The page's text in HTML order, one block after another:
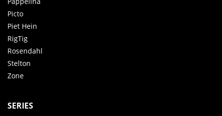
Picto
Piet Hein
RigTig
Rosendahl
Stelton
Zone
SERIES